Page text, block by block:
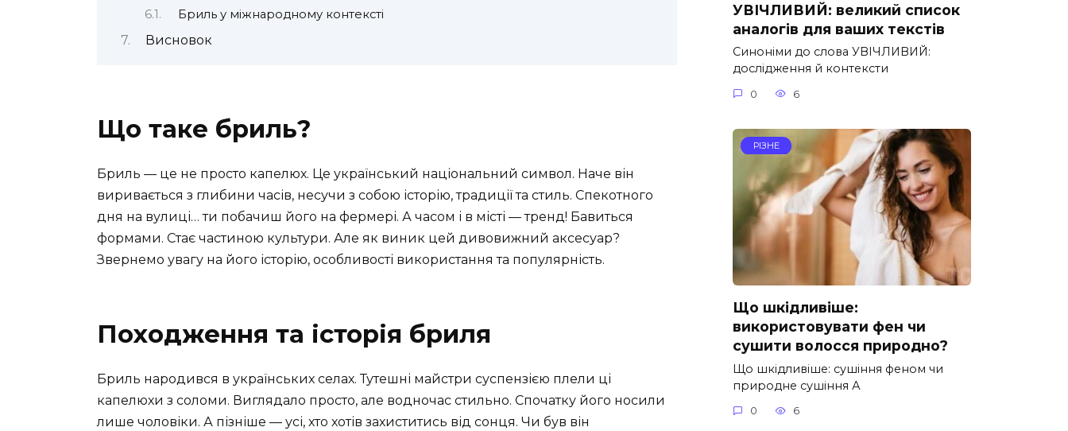
Бриль у міжнародному контексті
Висновок
Що таке бриль?
Бриль — це не просто капелюх. Це український національний символ. Наче він
виривається з глибини часів, несучи з собою історію, традиції та стиль. Спекотного
дня на вулиці… ти побачиш його на фермері. А часом і в місті — тренд! Бавиться
формами. Стає частиною культури. Але як виник цей дивовижний аксесуар?
Звернемо увагу на його історію, особливості використання та популярність.
Походження та історія бриля
Бриль народився в українських селах. Тутешні майстри суспензією плели ці
капелюхи з соломи. Виглядало просто, але водночас стильно. Спочатку його носили
лише чоловіки. А пізніше — усі, хто хотів захиститись від сонця. Чи був він
УВІЧЛИВИЙ: великий список
аналогів для ваших текстів
Синоніми до слова УВІЧЛИВИЙ:
дослідження й контексти
0 6
РІЗНЕ
Що шкідливіше:
використовувати фен чи
сушити волосся природно?
Що шкідливіше: сушіння феном чи
природне сушіння А
0 6